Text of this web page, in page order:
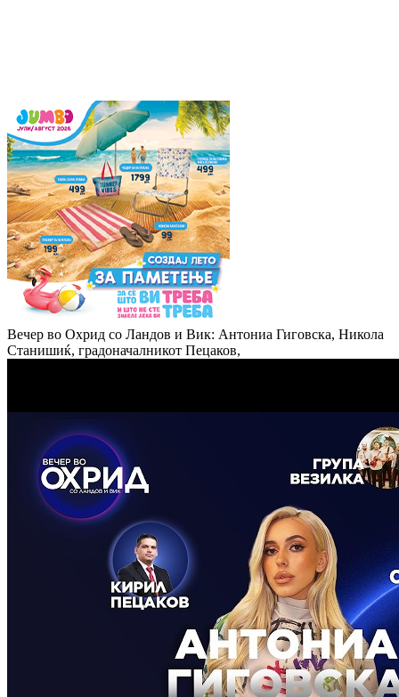
Вечер во Охрид со Ландов и Вик: Антониа Гиговска, Никола
Станишиќ, градоначалникот Пецаков,